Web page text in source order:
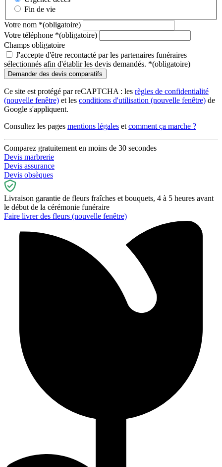
Fin de vie
Votre nom *(obligatoire)
Votre téléphone *(obligatoire)
Champs obligatoire
J'accepte d'être recontacté par les partenaires funéraires
sélectionnés afin d'établir les devis demandés. *(obligatoire)
Ce site est protégé par reCAPTCHA : les règles de confidentialité
(nouvelle fenêtre) et les conditions d'utilisation (nouvelle fenêtre) de
Google s'appliquent.
Consultez les pages mentions légales et comment ça marche ?
Comparez gratuitement en moins de 30 secondes
Devis marbrerie
Devis assurance
Devis obsèques
Livraison garantie de fleurs fraîches et bouquets, 4 à 5 heures avant
le début de la cérémonie funéraire
Faire livrer des fleurs (nouvelle fenêtre)